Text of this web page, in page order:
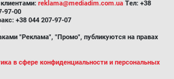
reklama@mediadim.com.ua Тел: +38
97-00
+38 044 207-97-07
"Реклама", "Промо", публикуются на правах
в сфере конфиденциальности и персональных